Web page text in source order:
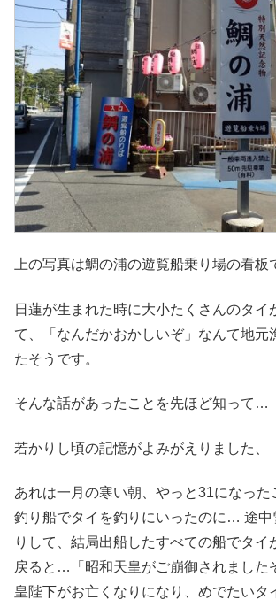
上の写真は鯛の浦の遊覧船乗り場の看
日蓮が生まれた時に大小たくさんのタイ
て、「なんだかおかしいぞ」なんて地元
たそうです。
そんな話があったことを先ほど知って…
若かりし頃の記憶がよみがえりました、
あれは一月の寒い朝、やっと31になった
釣り船でタイを釣りにいったのに… 途中
りして、結局出船したすべての船でタイ
戻ると…「昭和天皇がご崩御されました
皇陛下がお亡くなりになり、めでたいタ